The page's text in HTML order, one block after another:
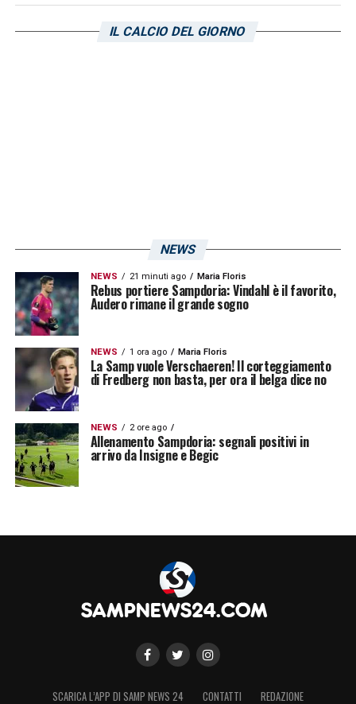
IL CALCIO DEL GIORNO
NEWS
NEWS 21 minuti ago Maria Floris
Rebus portiere Sampdoria: Vindahl è il favorito,
Audero rimane il grande sogno
NEWS 1 ora ago Maria Floris
La Samp vuole Verschaeren! Il corteggiamento
di Fredberg non basta, per ora il belga dice no
NEWS 2 ore ago
Allenamento Sampdoria: segnali positivi in
arrivo da Insigne e Begic
SCARICA L’APP DI SAMP NEWS 24 CONTATTI REDAZIONE